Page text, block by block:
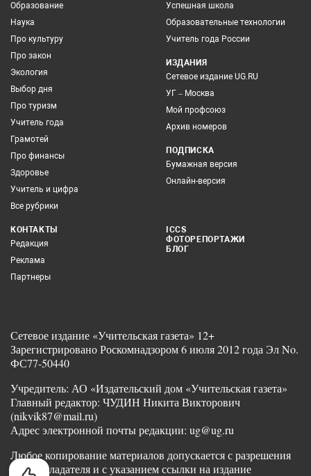
Образование
Наука
Про культуру
Про закон
Экология
Выбор дня
Про туризм
Учитель года
Грамотей
Про финансы
Здоровье
Учитель и цифра
Все рубрики
Успешная школа
Образовательные технологии
Учитель года России
ИЗДАНИЯ
Сетевое издание UG.RU
УГ – Москва
Мой профсоюз
Архив номеров
ПОДПИСКА
Бумажная версия
Онлайн-версия
КОНТАКТЫ
Редакция
Реклама
Партнеры
ICCS
ФОТОРЕПОРТАЖИ
БЛОГ
Сетевое издание «Учительская газета» 12+
Зарегистрировано Роскомнадзором 6 июля 2012 года Эл No.
ФС77-50440
Учредитель: АО «Издательский дом «Учительская газета»
Главный редактор: ЧУДИН Никита Викторович
(nikvik87@mail.ru)
Адрес электронной почты редакции: ug@ug.ru
Любое копирование материалов допускается с разрешения
правообладателя и с указанием ссылки на издание